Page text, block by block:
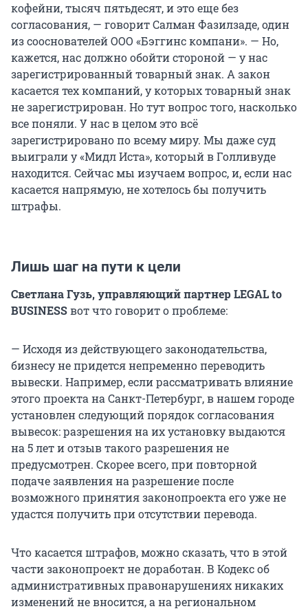
кофейни, тысяч пятьдесят, и это еще без
согласования, — говорит Салман Фазилзаде, один
из сооснователей ООО «Бэггинс компани». — Но,
кажется, нас должно обойти стороной — у нас
зарегистрированный товарный знак. А закон
касается тех компаний, у которых товарный знак
не зарегистрирован. Но тут вопрос того, насколько
все поняли. У нас в целом это всё
зарегистрировано по всему миру. Мы даже суд
выиграли у «Мидл Иста», который в Голливуде
находится. Сейчас мы изучаем вопрос, и, если нас
касается напрямую, не хотелось бы получить
штрафы.
Лишь шаг на пути к цели
Светлана Гузь,управляющий партнер LEGAL to
BUSINESSвот что говорит о проблеме:
— Исходя из действующего законодательства,
бизнесу не придется непременно переводить
вывески. Например, если рассматривать влияние
этого проекта на Санкт-Петербург, в нашем городе
установлен следующий порядок согласования
вывесок: разрешения на их установку выдаются
на 5 лет и отзыв такого разрешения не
предусмотрен. Скорее всего, при повторной
подаче заявления на разрешение после
возможного принятия законопроекта его уже не
удастся получить при отсутствии перевода.
Что касается штрафов, можно сказать, что в этой
части законопроект не доработан. В Кодекс об
административных правонарушениях никаких
изменений не вносится, а на региональном